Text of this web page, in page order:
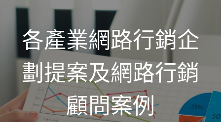
各產業網路行銷企
劃提案及網路行銷
顧問案例